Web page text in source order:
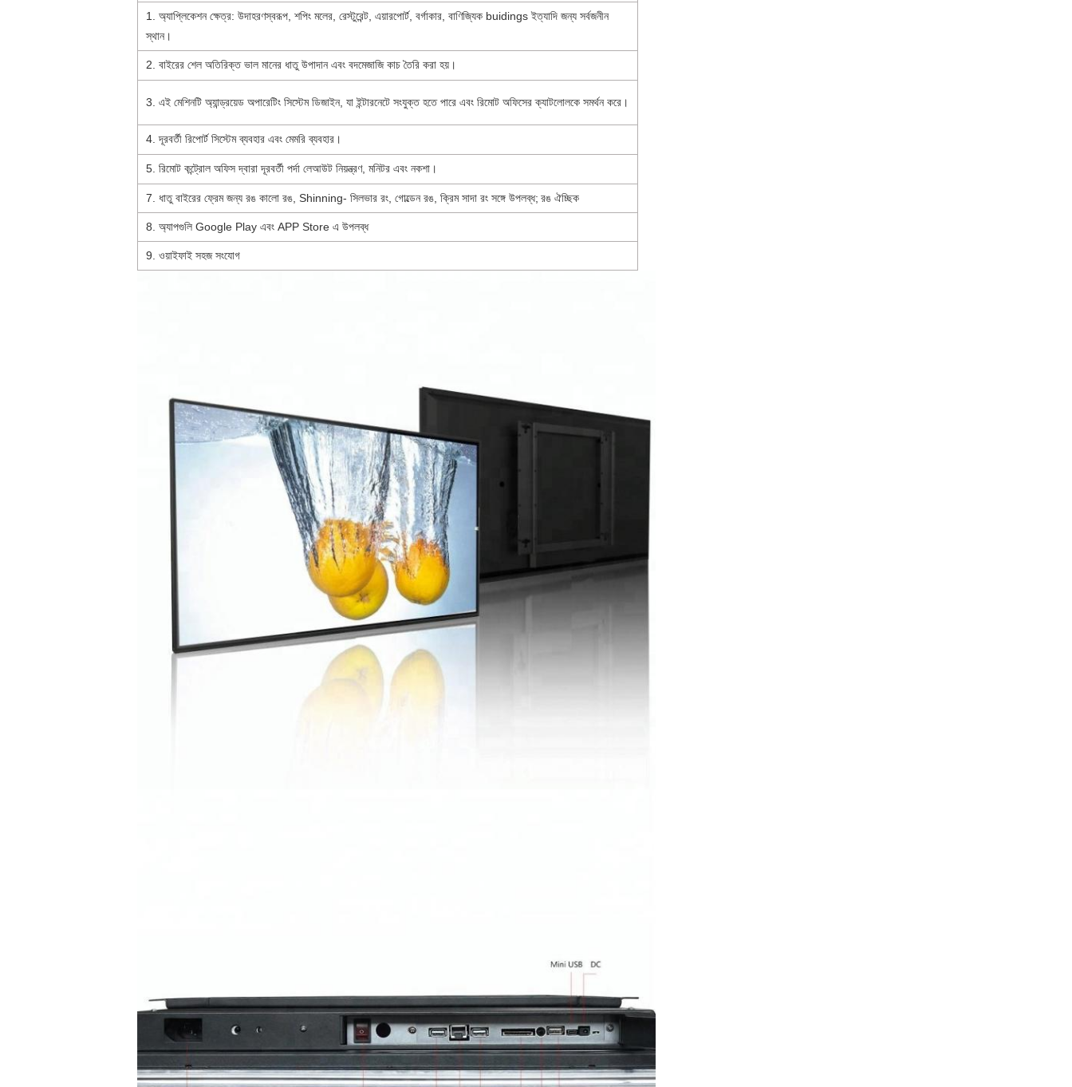
1. অ্যাপ্লিকেশন ক্ষেত্র: উদাহরণস্বরূপ, শপিং মলের, রেস্টুরেন্ট, এয়ারপোর্ট, বর্গাকার, বাণিজ্যিক buidings ইত্যাদি জন্য সর্বজনীন
স্থান।
2. বাইরের শেল অতিরিক্ত ভাল মানের ধাতু উপাদান এবং বদমেজাজি কাচ তৈরি করা হয়।
3. এই মেশিনটি অ্যান্ড্রয়েড অপারেটিং সিস্টেম ডিজাইন, যা ইন্টারনেটে সংযুক্ত হতে পারে এবং রিমোট অফিসের ক্যাটলোলকে সমর্থন করে।
4. দূরবর্তী রিপোর্ট সিস্টেম ব্যবহার এবং মেমরি ব্যবহার।
5. রিমোট কন্ট্রোল অফিস দ্বারা দূরবর্তী পর্দা লেআউট নিয়ন্ত্রণ, মনিটর এবং নকশা।
7. ধাতু বাইরের ফ্রেম জন্য রঙ কালো রঙ, Shinning- সিলভার রং, গোল্ডেন রঙ, ক্রিম সাদা রং সঙ্গে উপলব্ধ; রঙ ঐচ্ছিক
8. অ্যাপগুলি Google Play এবং APP Store এ উপলব্ধ
9. ওয়াইফাই সহজ সংযোগ